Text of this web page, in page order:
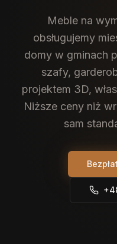
Meble na
obsługujemy
domy w gminach
szafy,
projektem 3D,
Niższe ceny niż
sam